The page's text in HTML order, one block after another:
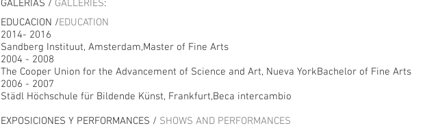
GALERÍAS / GALLERIES:
EDUCACION /EDUCATION
2014- 2016
Sandberg Instituut, Amsterdam,Master of Fine Arts
2004 - 2008
The Cooper Union for the Advancement of Science and Art, Nueva YorkBachelor of Fine Arts
2006 - 2007
Städl Höchschule für Bildende Künst, Frankfurt,Beca intercambio
EXPOSICIONES Y PERFORMANCES / SHOWS AND PERFORMANCES